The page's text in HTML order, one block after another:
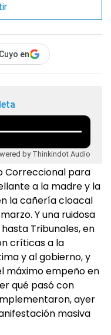
en
by Thinkindot Audio
Correccional para
a la madre y la
la cañería cloacal
Y una ruidosa
Tribunales, en
críticas a la
y al gobierno, y
máximo empeño en
qué pasó con
ayer
masiva